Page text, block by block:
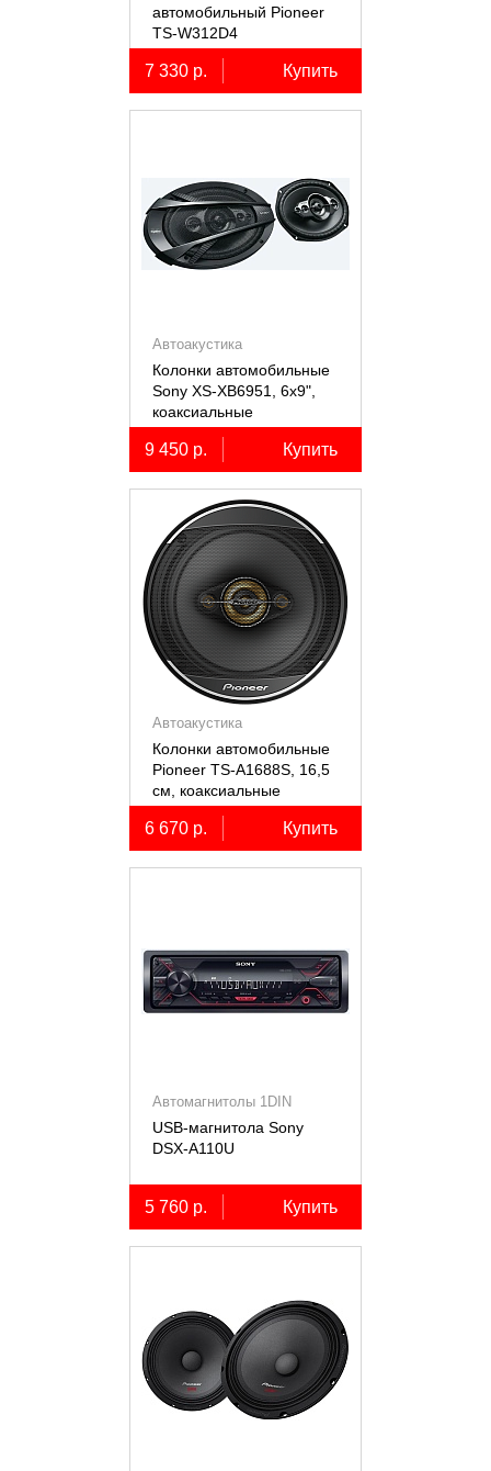
автомобильный Pioneer
TS-W312D4
7 330 р. Купить
Автоакустика
Колонки автомобильные
Sony XS-XB6951, 6х9",
коаксиальные
пятиполосные, 2 шт.
9 450 р. Купить
Автоакустика
Колонки автомобильные
Pioneer TS-A1688S, 16,5
см, коаксиальные
четырёхполосные, 2 шт.
6 670 р. Купить
Автомагнитолы 1DIN
USB-магнитола Sony
DSX-A110U
5 760 р. Купить